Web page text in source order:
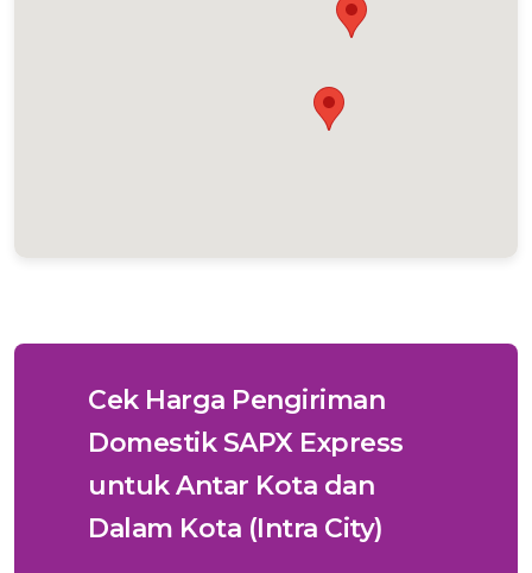
Jl. Lintas Palembang, Kel. Muara Enim, Kec. Muara Enim, Kab.
Jl. Jenderal Sudirman No. 23, Kel. Prabumulih, Kec. Prabumulih
Barat, Kota Prabumulih, Sumatera Selatan 31123
Selengkapnya
Cek Harga Pengiriman
Domestik SAPX Express
untuk Antar Kota dan
Dalam Kota (Intra City)